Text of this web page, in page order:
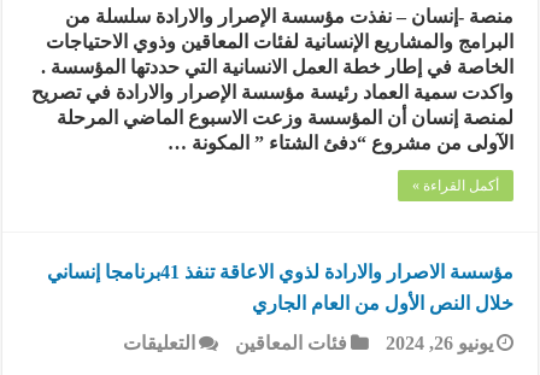
الإصرار
والارادة
تنفذ
مشروع
دفئ
الشتاء
منصة -إنسان – نفذت مؤسسة الإصرار والارادة سلسلة من
البرامج والمشاريع الإنسانية لفئات المعاقين وذوي الاحتياجات
الخاصة في إطار خطة العمل الانسانية التي حددتها المؤسسة .
واكدت سمية العماد رئيسة مؤسسة الإصرار والارادة في تصريح
لمنصة إنسان أن المؤسسة وزعت الاسبوع الماضي المرحلة
الآولى من مشروع “دفئ الشتاء ” المكونة …
أكمل القراءة »
مؤسسة الاصرار والارادة لذوي الاعاقة تنفذ 41برنامجا إنساني
خلال النص الأول من العام الجاري
يونيو 26, 2024
فئات المعاقين التعليقات